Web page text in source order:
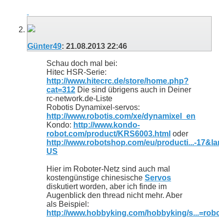
Günter49: 21.08.2013 22:46
Schau doch mal bei:
Hitec HSR-Serie:
http://www.hitecrc.de/store/home.php?
cat=312 Die sind übrigens auch in Deiner
rc-network.de-Liste
Robotis Dynamixel-servos:
http://www.robotis.com/xe/dynamixel_en
Kondo: http://www.kondo-
robot.com/product/KRS6003.html oder
http://www.robotshop.com/eu/producti...-
US
Hier im Roboter-Netz sind auch mal
kostengünstige chinesische Servos
diskutiert worden, aber ich finde im
Augenblick den thread nicht mehr. Aber
als Beispiel:
http://www.hobbyking.com/hobbyking/